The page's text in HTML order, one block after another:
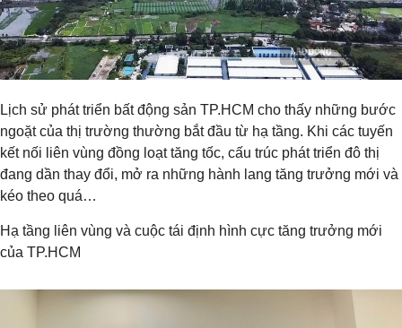
Lịch sử phát triển bất động sản TP.HCM cho thấy những bước
ngoặt của thị trường thường bắt đầu từ hạ tầng. Khi các tuyến
kết nối liên vùng đồng loạt tăng tốc, cấu trúc phát triển đô thị
đang dần thay đổi, mở ra những hành lang tăng trưởng mới và
kéo theo quá…
Hạ tầng liên vùng và cuộc tái định hình cực tăng trưởng mới
của TP.HCM